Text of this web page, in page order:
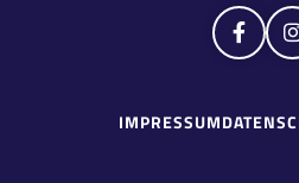

IMPRESSUM